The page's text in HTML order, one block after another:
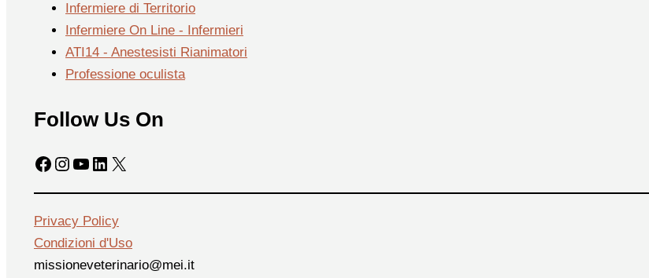
Infermiere di Territorio
Infermiere On Line - Infermieri
ATI14 - Anestesisti Rianimatori
Professione oculista
Follow Us On
Facebook
Instagram
YouTube
LinkedIn
X
Privacy Policy
Condizioni d'Uso
missioneveterinario@mei.it